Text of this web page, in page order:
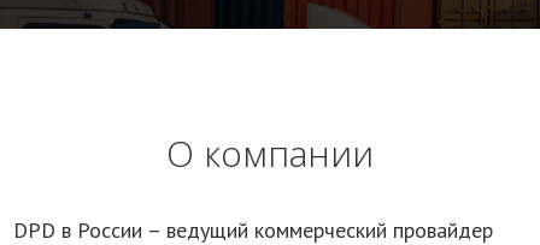
О компании
DPD в России – ведущий коммерческий провайдер